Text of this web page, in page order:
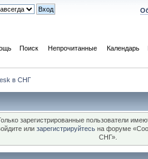
Поиск Непрочитанные Календарь
в СНГ
зарегистрированные пользователи
или зарегистрируйтесь на форуме
СНГ».